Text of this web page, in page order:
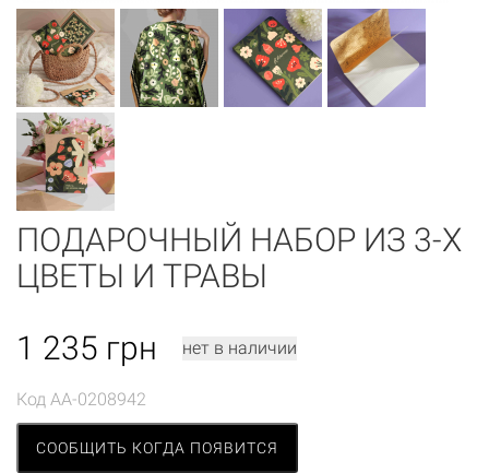
ПОДАРОЧНЫЙ НАБОР ИЗ 3-Х
ЦВЕТЫ И ТРАВЫ
1 235 грн нет в наличии
Код AA-0208942
СООБЩИТЬ КОГДА ПОЯВИТСЯ